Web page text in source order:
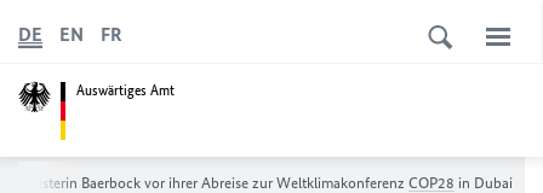
Auswärtiges Amt
DE EN FR
Baerbock vor ihrer Abreise zur Weltklimakonferenz COP28 in Dubai